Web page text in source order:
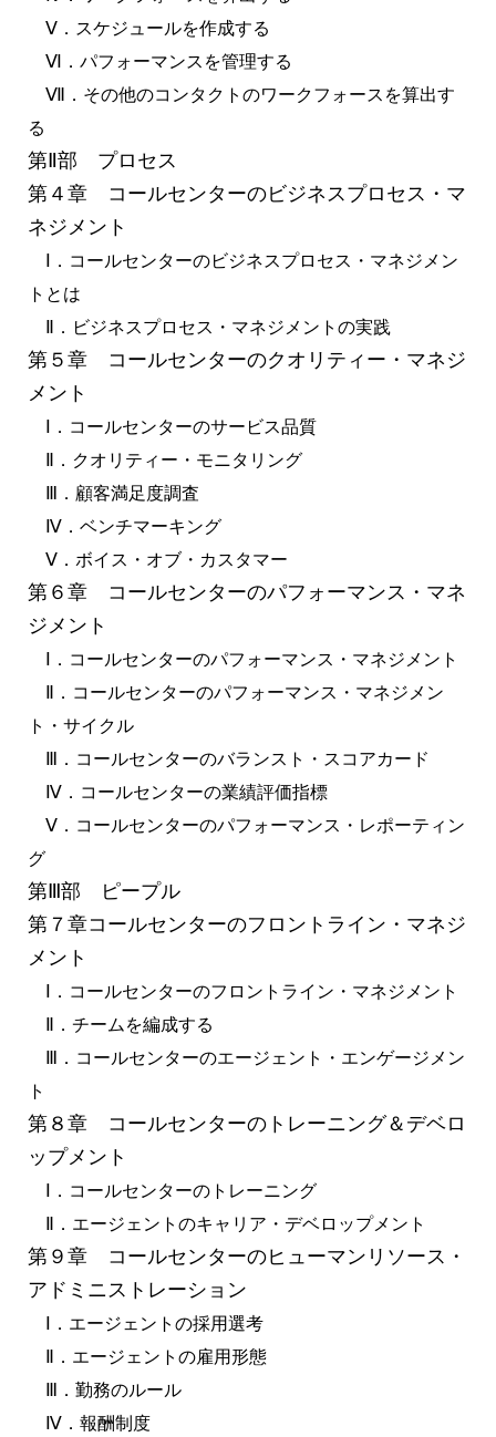
Ⅴ．スケジュールを作成する
Ⅵ．パフォーマンスを管理する
Ⅶ．その他のコンタクトのワークフォースを算出す
る
第Ⅱ部 プロセス
第４章 コールセンターのビジネスプロセス・マ
ネジメント
Ⅰ．コールセンターのビジネスプロセス・マネジメン
トとは
Ⅱ．ビジネスプロセス・マネジメントの実践
第５章 コールセンターのクオリティー・マネジ
メント
Ⅰ．コールセンターのサービス品質
Ⅱ．クオリティー・モニタリング
Ⅲ．顧客満足度調査
Ⅳ．ベンチマーキング
Ⅴ．ボイス・オブ・カスタマー
第６章 コールセンターのパフォーマンス・マネ
ジメント
Ⅰ．コールセンターのパフォーマンス・マネジメント
Ⅱ．コールセンターのパフォーマンス・マネジメン
ト・サイクル
Ⅲ．コールセンターのバランスト・スコアカード
Ⅳ．コールセンターの業績評価指標
Ⅴ．コールセンターのパフォーマンス・レポーティン
グ
第Ⅲ部 ピープル
第７章コールセンターのフロントライン・マネジ
メント
Ⅰ．コールセンターのフロントライン・マネジメント
Ⅱ．チームを編成する
Ⅲ．コールセンターのエージェント・エンゲージメン
ト
第８章 コールセンターのトレーニング＆デベロ
ップメント
Ⅰ．コールセンターのトレーニング
Ⅱ．エージェントのキャリア・デベロップメント
第９章 コールセンターのヒューマンリソース・
アドミニストレーション
Ⅰ．エージェントの採用選考
Ⅱ．エージェントの雇用形態
Ⅲ．勤務のルール
Ⅳ．報酬制度